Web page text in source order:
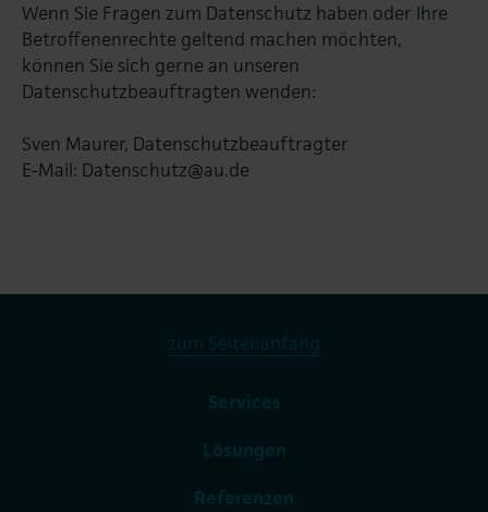
Wenn Sie Fragen zum Datenschutz haben oder Ihre
Betroffenenrechte geltend machen möchten,
können Sie sich gerne an unseren
Datenschutzbeauftragten wenden:
Sven Maurer, Datenschutzbeauftragter
E-Mail: Datenschutz@au.de
zum Seitenanfang
Services
Lösungen
Referenzen